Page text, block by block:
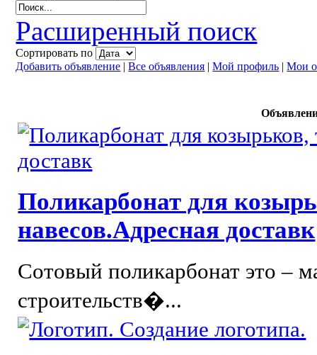
Расширенный поиск
Сортировать по
Добавить объявление |Все объявления |Мой профиль |Мои
Поликарбонат для
навесов.Адресная доставк
Сотовый поликарбонат это –
строительств�...